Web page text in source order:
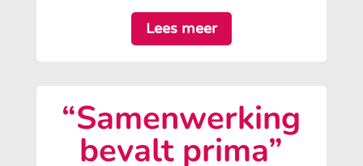
Lees meer
“Samenwerking
bevalt prima”